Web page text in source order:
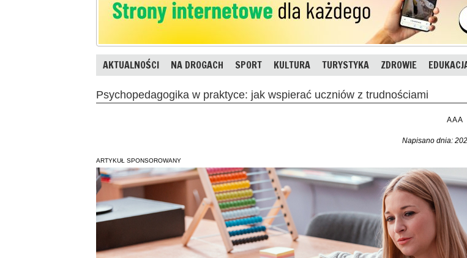
AKTUALNOŚCI NA DROGACH SPORT KULTURA TURYSTYKA ZDROWIE
Psychopedagogika w praktyce: jak wspierać uczniów z trudnościami
AAA
Napisano dnia:
ARTYKUŁ SPONSOROWANY